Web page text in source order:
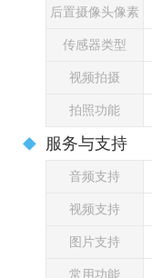
后置摄像头像素
传感器类型
视频拍摄
拍照功能
服务与支持
音频支持
视频支持
图片支持
常用功能